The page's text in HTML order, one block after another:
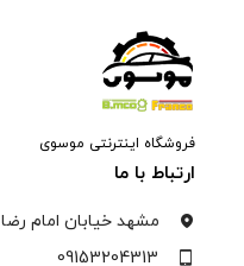
فروشگاه اینترنتی موسوی
ارتباط با ما
مشهد خیابان امام رضا
09153204313